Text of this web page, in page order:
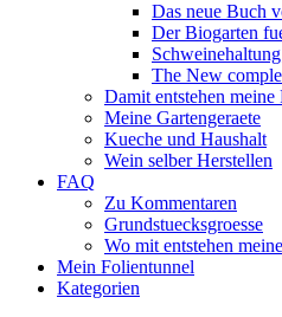
Das neue Buch
Der Biogarten
The New
Damit entstehen meine
Meine Gartengeraete
Kueche und Haushalt
Wein selber Herstellen
FAQ
Zu Kommentaren
Grundstuecksgroesse
Wo mit entstehen
Mein Folientunnel
Kategorien